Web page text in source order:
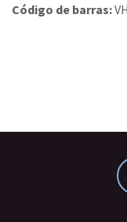
Código de barras: